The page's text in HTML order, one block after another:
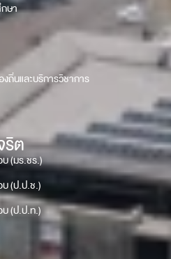
ษา
นและบริการวิชาการ
ริต
(มร.ชร.)
(ป.ป.ช.)
(ป.ป.ท.)